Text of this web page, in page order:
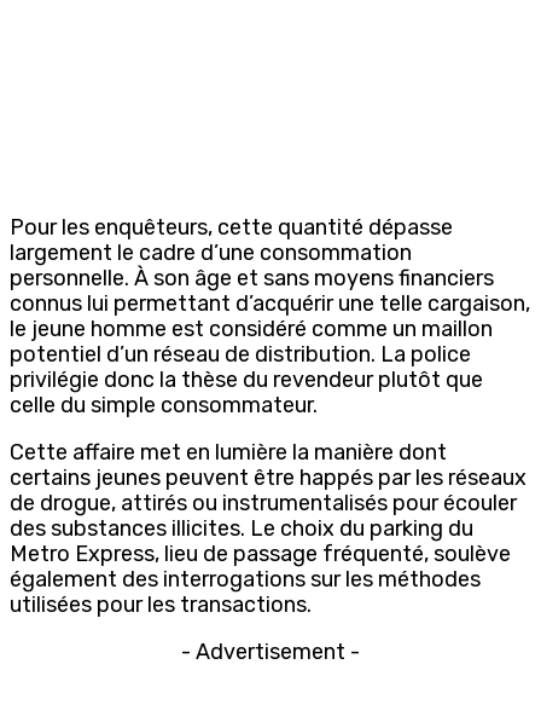
Pour les enquêteurs, cette quantité dépasse
largement le cadre d’une consommation
personnelle. À son âge et sans moyens financiers
connus lui permettant d’acquérir une telle cargaison,
le jeune homme est considéré comme un maillon
potentiel d’un réseau de distribution. La police
privilégie donc la thèse du revendeur plutôt que
celle du simple consommateur.
Cette affaire met en lumière la manière dont
certains jeunes peuvent être happés par les réseaux
de drogue, attirés ou instrumentalisés pour écouler
des substances illicites. Le choix du parking du
Metro Express, lieu de passage fréquenté, soulève
également des interrogations sur les méthodes
utilisées pour les transactions.
- Advertisement -